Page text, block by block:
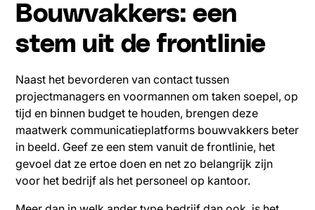
Bouwvakkers: een
stem uit de frontlinie
Naast het bevorderen van contact tussen
projectmanagers en voormannen om taken soepel, op
tijd en binnen budget te houden, brengen deze
maatwerk communicatieplatforms bouwvakkers beter
in beeld. Geef ze een stem vanuit de frontlinie, het
gevoel dat ze ertoe doen en net zo belangrijk zijn
voor het bedrijf als het personeel op kantoor.